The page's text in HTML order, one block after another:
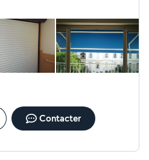
Contacter